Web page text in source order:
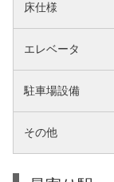
床仕様
エレベータ
駐車場設備
その他